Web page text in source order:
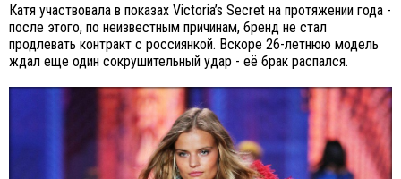
Катя участвовала в показах Victoria’s Secret на протяжении года -
после этого, по неизвестным причинам, бренд не стал
продлевать контракт с россиянкой. Вскоре 26-летнюю модель
ждал еще один сокрушительный удар - её брак распался.